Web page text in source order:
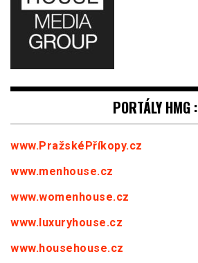
PORTÁLY HMG :
www.PražskéPříkopy.cz
www.menhouse.cz
www.womenhouse.cz
www.luxuryhouse.cz
www.househouse.cz